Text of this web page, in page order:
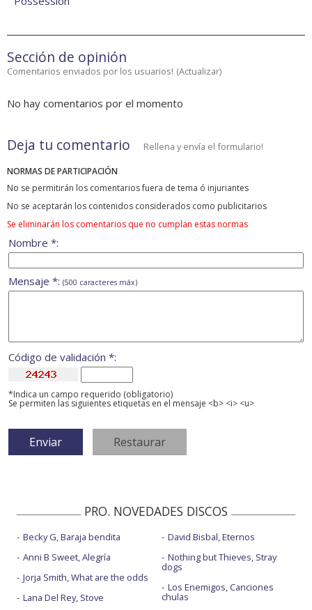
Sección de opinión
Comentarios enviados por los usuarios! (Actualizar)
No hay comentarios por el momento
Deja tu comentario Rellena y envía el formulario!
NORMAS DE PARTICIPACIÓN
No se permitirán los comentarios fuera de tema ó injuriantes
No se aceptarán los contenidos considerados como publicitarios
Se eliminarán los comentarios que no cumplan estas normas
Nombre *:
Mensaje *: (500 caracteres máx)
Código de validación *:
*Indica un campo requerido (obligatorio)
Se permiten las siguientes etiquetas en el mensaje <b> <i> <u>
PRO. NOVEDADES DISCOS
Becky G, Baraja bendita
Anni B Sweet, Alegría
Jorja Smith, What are the odds
Lana Del Rey, Stove
David Bisbal, Eternos
Nothing but Thieves, Stray
dogs
Los Enemigos, Canciones
chulas